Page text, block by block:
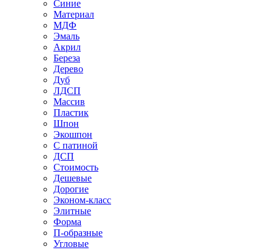
Синие
Материал
МДФ
Эмаль
Акрил
Береза
Дерево
Дуб
ЛДСП
Массив
Пластик
Шпон
Экошпон
С патиной
ДСП
Стоимость
Дешевые
Дорогие
Эконом-класс
Элитные
Форма
П-образные
Угловые